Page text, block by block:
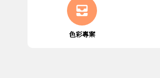
all_inbox
色彩專案